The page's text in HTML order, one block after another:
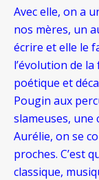
Avec elle, on a
nos mères, un
écrire et elle le
l’évolution de
poétique et
Pougin aux
slameuses, une
Aurélie, on se
proches. C’est
classique,